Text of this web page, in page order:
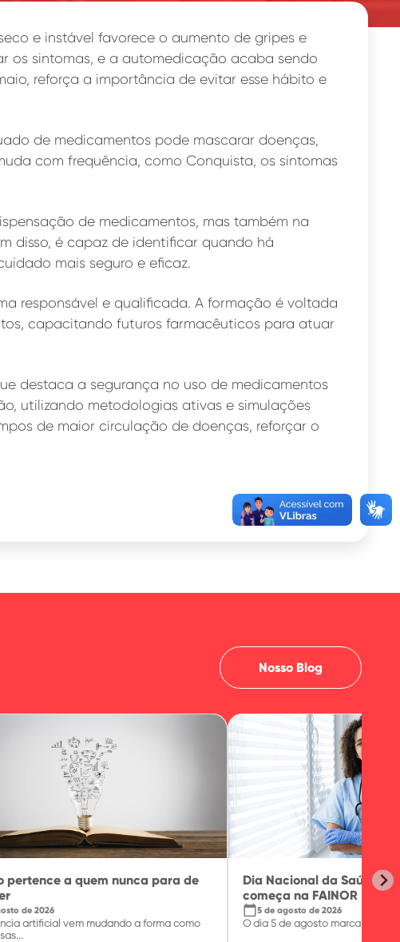
e instável favorece o aumento de gripes e
os sintomas, e a automedicação acaba sendo
reforça a importância de evitar esse hábito e
de medicamentos pode mascarar doenças,
com frequência, como Conquista, os sintomas
de medicamentos, mas também na
disso, é capaz de identificar quando há
mais seguro e eficaz.
responsável e qualificada. A formação é voltada
capacitando futuros farmacêuticos para atuar
destaca a segurança no uso de medicamentos
utilizando metodologias ativas e simulações
de maior circulação de doenças, reforçar o
Nosso Blog
pertence a quem nunca para de
de 2026
artificial vem mudando a forma como
Dia Nacional da Saúde: o
começa na FAINOR
calendar_today5 de agosto de 2026
O dia 5 de agosto marca, no